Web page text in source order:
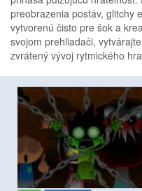
preobrazenia postáv, glitchy
vytvorenú čisto pre šok a
svojom prehliadači,
zvrátený vývoj rytmického